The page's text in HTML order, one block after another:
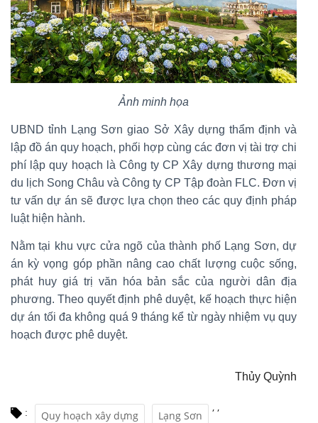
Ảnh minh họa
UBND tỉnh Lạng Sơn giao Sở Xây dựng thẩm định và
lập đồ án quy hoạch, phối hợp cùng các đơn vị tài trợ chi
phí lập quy hoạch là Công ty CP Xây dựng thương mại
du lịch Song Châu và Công ty CP Tập đoàn FLC. Đơn vị
tư vấn dự án sẽ được lựa chọn theo các quy định pháp
luật hiện hành.
Nằm tại khu vực cửa ngõ của thành phố Lạng Sơn, dự
án kỳ vọng góp phần nâng cao chất lượng cuộc sống,
phát huy giá trị văn hóa bản sắc của người dân địa
phương. Theo quyết định phê duyệt, kế hoạch thực hiện
dự án tối đa không quá 9 tháng kể từ ngày nhiệm vụ quy
hoạch được phê duyệt.
Thủy Quỳnh
: Quy hoạch xây dựng
,
Lạng Sơn
,